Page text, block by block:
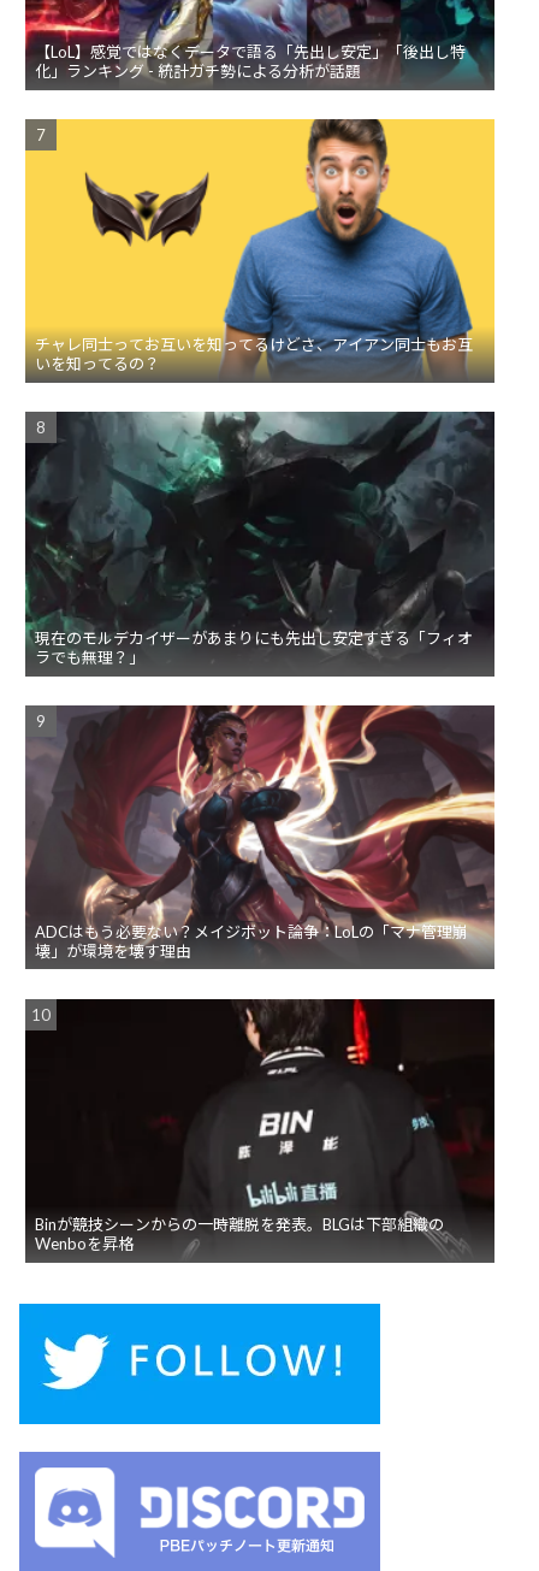
【LoL】感覚ではなくデータで語る「先出し安定」「後出し特
化」ランキング - 統計ガチ勢による分析が話題
チャレ同士ってお互いを知ってるけどさ、アイアン同士もお互
いを知ってるの？
現在のモルデカイザーがあまりにも先出し安定すぎる「フィオ
ラでも無理？」
ADCはもう必要ない？メイジボット論争：LoLの「マナ管理崩
壊」が環境を壊す理由
Binが競技シーンからの一時離脱を発表。BLGは下部組織の
Wenboを昇格